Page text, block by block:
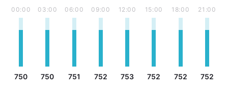
00:00
750
03:00
750
06:00
751
09:00
752
12:00
753
15:00
752
18:00
752
21:00
752